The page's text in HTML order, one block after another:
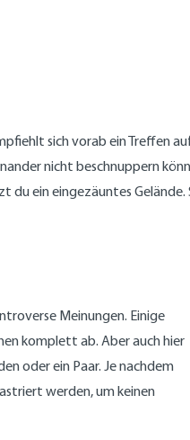
sich vorab ein Treffen
nicht beschnuppern
ein eingezäuntes
Meinungen. Einige
komplett ab. Aber auch hier
oder ein Paar. Je nachdem
werden, um keinen